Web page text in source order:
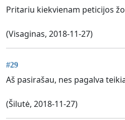
Pritariu kiekvienam peticijos
(Visaginas, 2018-11-27)
#29
Aš pasirašau, nes pagalva
(Šilutė, 2018-11-27)